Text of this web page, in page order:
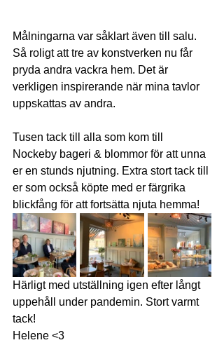
Målningarna var såklart även till salu.
Så roligt att tre av konstverken nu får
pryda andra vackra hem. Det är
verkligen inspirerande när mina tavlor
uppskattas av andra.
Tusen tack till alla som kom till
Nockeby bageri & blommor för att unna
er en stunds njutning. Extra stort tack till
er som också köpte med er färgrika
blickfång för att fortsätta njuta hemma!
Härligt med utställning igen efter långt
uppehåll under pandemin. Stort varmt
tack!
Helene <3